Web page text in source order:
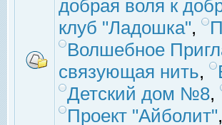
добрая воля к
клуб "Ладошка",
Волшебное
связующая нить,
Детский дом №8,
Проект "Айболит",